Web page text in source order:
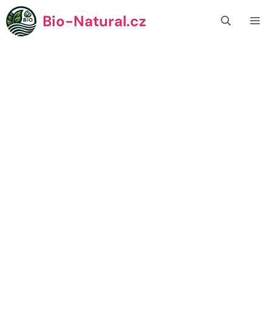
Přeskočit
na
obsah
Bio-Natural.cz